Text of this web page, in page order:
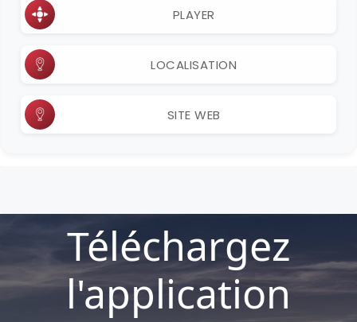
PLAYER
LOCALISATION
SITE WEB
Téléchargez
l'application